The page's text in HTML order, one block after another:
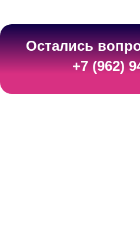
Остались
+7 (962)